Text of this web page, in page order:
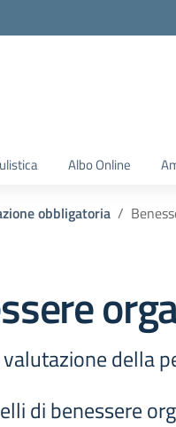
Albo Online
obbligatoria
della
di benessere